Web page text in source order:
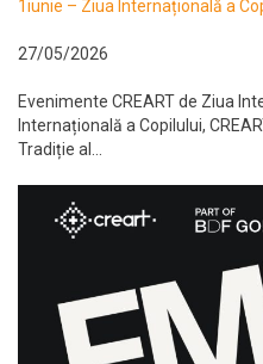
1iunie – Ziua Internațională a
27/05/2026
Evenimente CREART de Ziua
Internațională a Copilului,
Tradiție al...